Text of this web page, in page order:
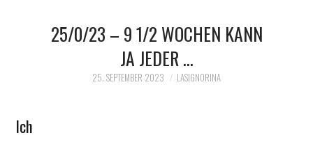
25/0/23 – 9 1/2 WOCHEN KANN
JA JEDER …
25. SEPTEMBER 2023 LASIGNORINA
Ich